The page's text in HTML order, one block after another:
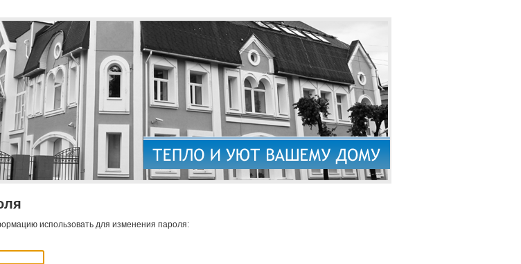
использовать для изменения пароля: